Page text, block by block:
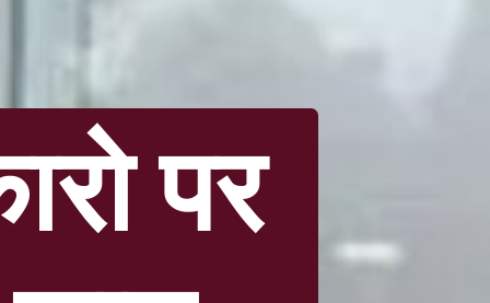
पर